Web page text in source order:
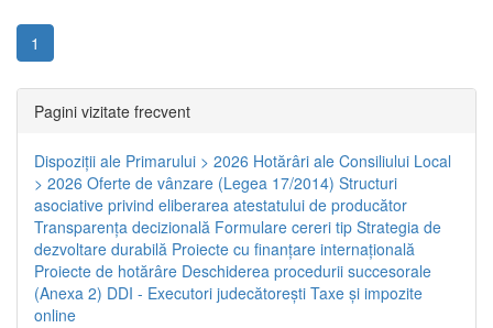
1
Pagini vizitate frecvent
Dispoziţii ale Primarului > 2026 Hotărâri ale Consiliului Local
> 2026 Oferte de vânzare (Legea 17/2014) Structuri
asociative privind eliberarea atestatului de producător
Transparenţa decizională Formulare cereri tip Strategia de
dezvoltare durabilă Proiecte cu finanţare internaţională
Proiecte de hotărâre Deschiderea procedurii succesorale
(Anexa 2) DDI - Executori judecătorești Taxe şi impozite
online